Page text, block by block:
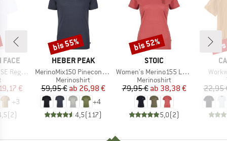
FACE
Sleeve
Preis
€
+3
(2)
MARKE
HEBER PEAK
Artikel
MerinoMix150 PineconeHe. II T-Shirt
Produktgruppe
Merinoshirt
Preis
59,95 € reduzierter Preis
ab 26,98 €
+4
4,5(117)
Rabatt
bis 55%
MARKE
STOIC
Artikel
Women's Merino155 LaholmSt. T-Shirt Daisy Flower
Produktgruppe
Merinoshirt
Preis
79,95 € reduzierter Preis
ab 38,38 €
5,0(2)
Rabatt
bis 52%
Artikel
22,95